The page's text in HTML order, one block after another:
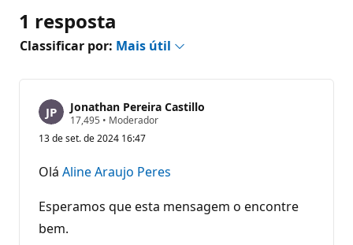
1 resposta
Classificar por: Mais útil
Jonathan Pereira Castillo
17,495 P
n
o
s
e
r
• Moderador
13 de set. de 2024 16:47
Olá Aline Araujo Peres
Esperamos que esta mensagem o encontre
bem.